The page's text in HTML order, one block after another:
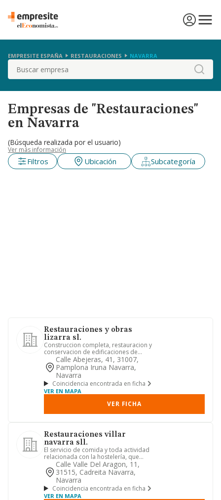
EMPRESITE ESPAÑA RESTAURACIONES NAVARRA
Buscar
Empresas de "Restauraciones"
en Navarra
(Búsqueda realizada por el usuario)
Ver más información
Filtros Ubicación Subcategoría
Restauraciones y obras
lizarra sl.
Construccion completa, restauracion y
conservacion de edificaciones de
cualquier tipo, obras civile...
Calle Abejeras, 41, 31007,
Pamplona Iruna Navarra,
Navarra
Coincidencia encontrada en ficha
VER EN MAPA
VER FICHA
Restauraciones villar
navarra sll.
El servicio de comida y toda actividad
relacionada con la hostelería, que
constituye su actividad p...
Calle Valle Del Aragon, 11,
31515, Cadreita Navarra,
Navarra
Coincidencia encontrada en ficha
VER EN MAPA